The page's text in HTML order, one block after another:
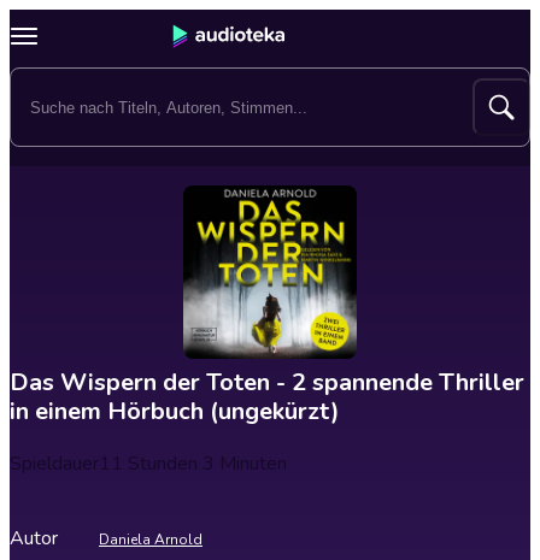
Das Wispern der Toten - 2 spannende Thriller
in einem Hörbuch (ungekürzt)
Spieldauer11 Stunden 3 Minuten
Autor Daniela Arnold